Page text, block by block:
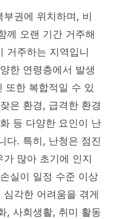
권에 위치하며, 비
께 오랜 기간 거주해
거주하는 지역입니
한 연령층에서 발생
또한 복합적일 수 있
은 환경, 급격한 환경
등 다양한 요인이 난
다. 특히, 난청은 점진
많아 초기에 인지
실이 일정 수준 이상
각한 어려움을 겪게
, 사회생활, 취미 활동